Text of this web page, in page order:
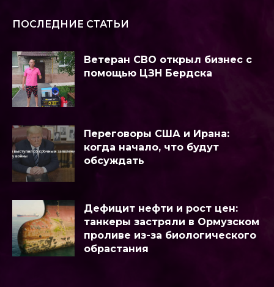
ПОСЛЕДНИЕ СТАТЬИ
Ветеран СВО открыл бизнес с
помощью ЦЗН Бердска
Переговоры США и Ирана:
когда начало, что будут
обсуждать
Дефицит нефти и рост цен:
танкеры застряли в Ормузском
проливе из-за биологического
обрастания